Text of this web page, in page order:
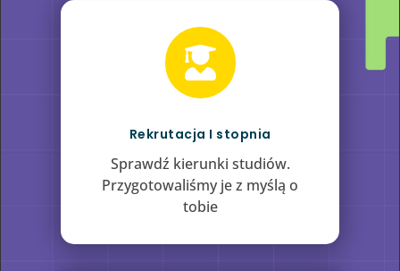

Rekrutacja I stopnia
Sprawdź kierunki studiów.
Przygotowaliśmy je z myślą o
tobie